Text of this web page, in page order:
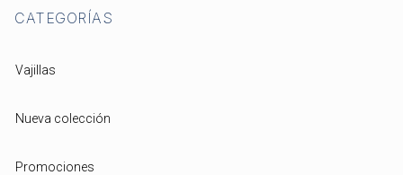
CATEGORÍAS
Vajillas
Nueva colección
Promociones